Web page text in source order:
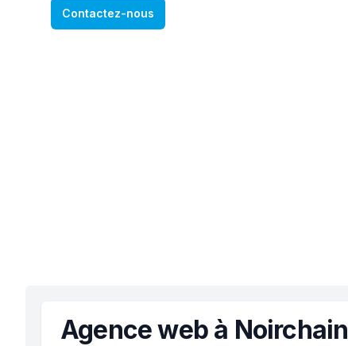
Contactez-nous
Agence web à Noirchain